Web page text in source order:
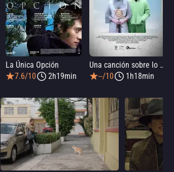
La Única Opción
7.6/10
2h19min
Una canción sobre lo que sea
--/10
1h18min